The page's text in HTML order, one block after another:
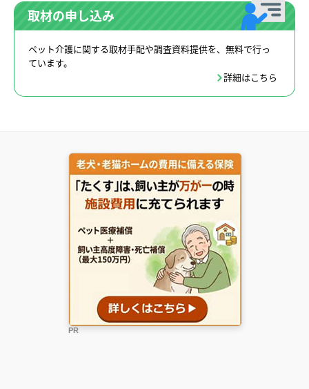
取材の申し込み
ペット介護に関する取材手配や調査資料提供を、無料で行っ
ています。
詳細はこちら
PR